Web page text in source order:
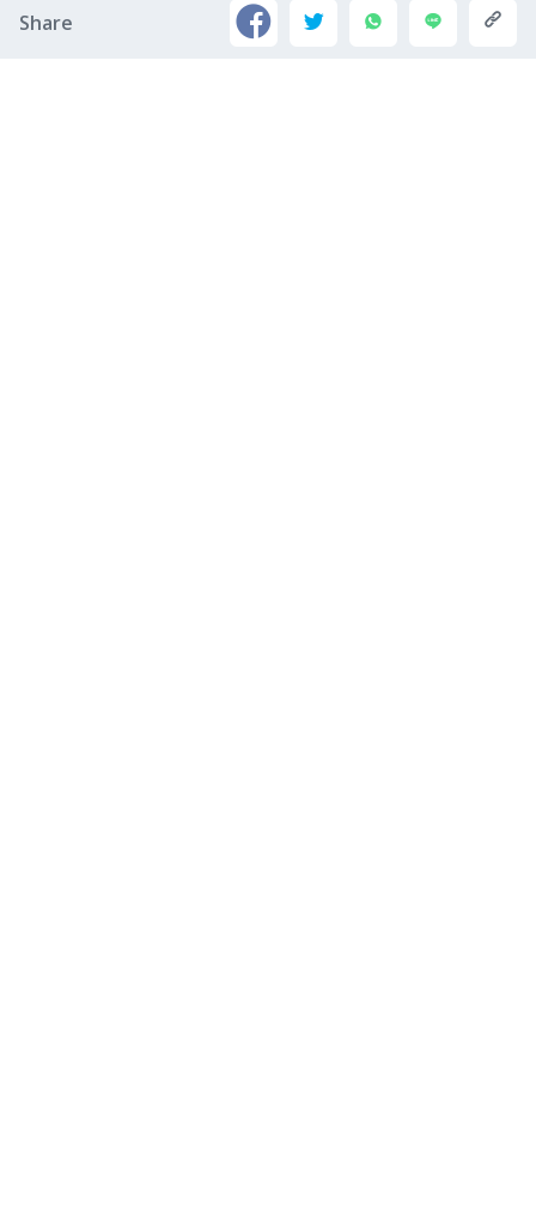
Share